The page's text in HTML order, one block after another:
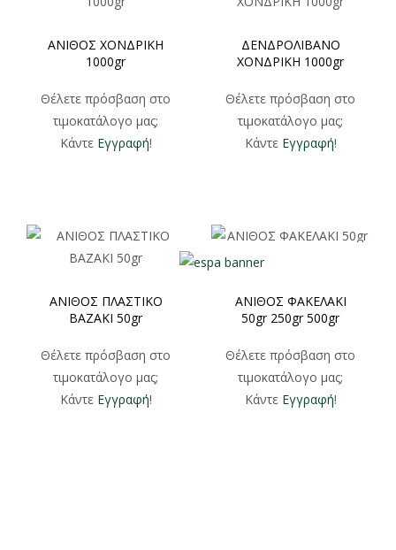
ΑΝΙΘΟΣ ΧΟΝΔΡΙΚΗ
1000gr
Θέλετε πρόσβαση στο
τιμοκατάλογο μας;
Κάντε Εγγραφή!
ΔΕΝΔΡΟΛΙΒΑΝΟ
ΧΟΝΔΡΙΚΗ 1000gr
Θέλετε πρόσβαση στο
τιμοκατάλογο μας;
Κάντε Εγγραφή!
ΑΝΙΘΟΣ ΠΛΑΣΤΙΚΟ
ΒΑΖΑΚΙ 50gr
Θέλετε πρόσβαση στο
τιμοκατάλογο μας;
Κάντε Εγγραφή!
ΑΝΙΘΟΣ ΦΑΚΕΛΑΚΙ
50gr 250gr 500gr
Θέλετε πρόσβαση στο
τιμοκατάλογο μας;
Κάντε Εγγραφή!